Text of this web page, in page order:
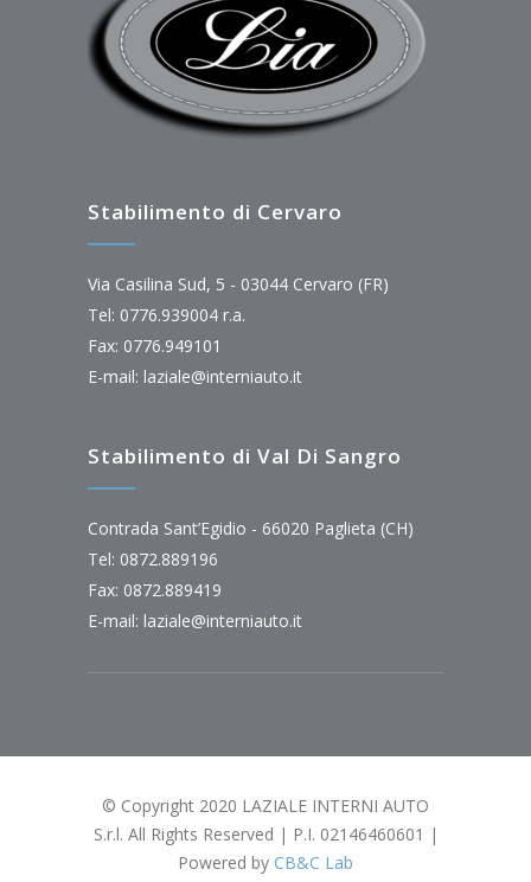
Stabilimento di Cervaro
Via Casilina Sud, 5 - 03044 Cervaro (FR)
Tel: 0776.939004 r.a.
Fax: 0776.949101
E-mail: laziale@interniauto.it
Stabilimento di Val Di Sangro
Contrada Sant’Egidio - 66020 Paglieta (CH)
Tel: 0872.889196
Fax: 0872.889419
E-mail: laziale@interniauto.it
© Copyright 2020 LAZIALE INTERNI AUTO
S.r.l. All Rights Reserved | P.I. 02146460601 |
Powered by CB&C Lab